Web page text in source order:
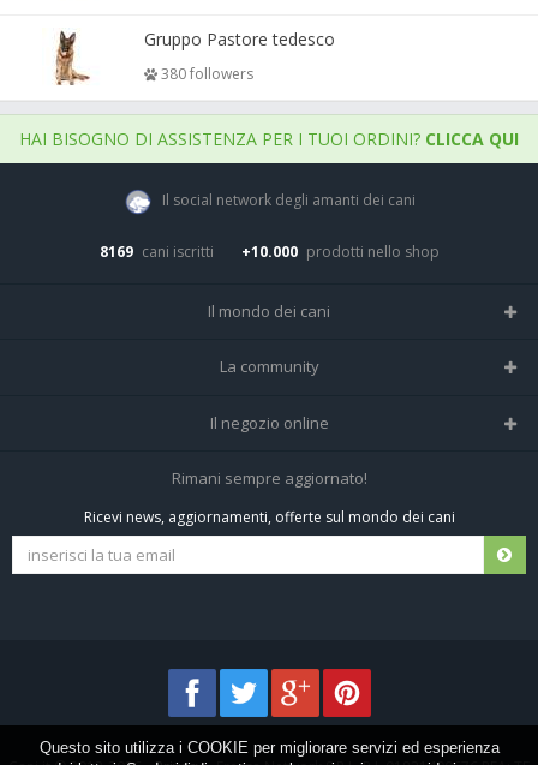
Gruppo Pastore tedesco
380 followers
HAI BISOGNO DI ASSISTENZA PER I TUOI ORDINI? CLICCA QUI
Il social network degli amanti dei cani
8169 cani iscritti +10.000 prodotti nello shop
Il mondo dei cani
Tutte le razze
La community
Home
Tutti i cani iscritti
Il negozio online
Negozio per cani
Spedizioni e resi
Rimani sempre aggiornato!
Ricevi news, aggiornamenti, offerte sul mondo dei cani
Questo sito utilizza i COOKIE per migliorare servizi ed esperienza